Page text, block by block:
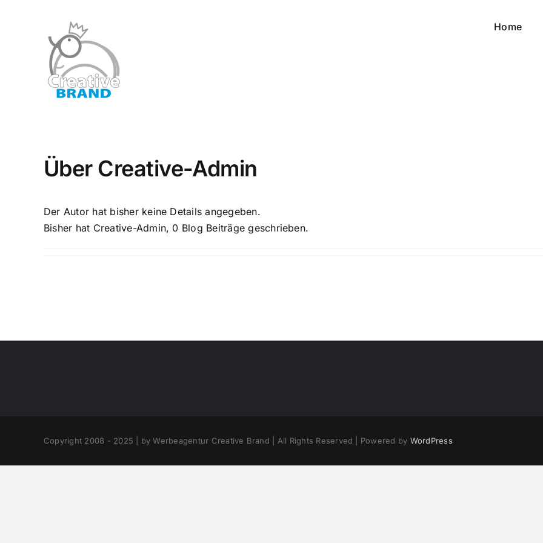
Home
Über Creative-Admin
Der Autor hat bisher keine Details angegeben.
Bisher hat Creative-Admin, 0 Blog Beiträge geschrieben.
Copyright 2008 - 2025 | by Werbeagentur Creative Brand | All Rights Reserved | Powered by WordPress